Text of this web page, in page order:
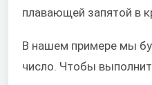
плавающей запятой в
В нашем примере мы
число. Чтобы